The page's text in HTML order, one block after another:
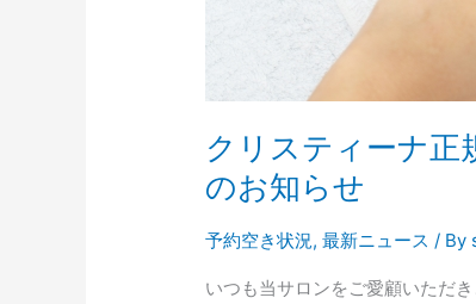
クリスティーナ正
のお知らせ
予約空き状況,最新ニュース / By
いつも当サロンをご愛顧いただ
約
空
き
状
の